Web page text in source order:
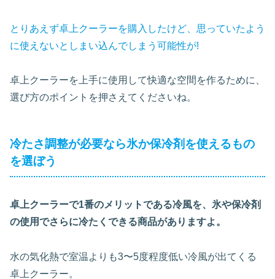
とりあえず卓上クーラーを購入したけど、思っていたよう
に使えないとしまい込んでしまう可能性が!
卓上クーラーを上手に使用して快適な空間を作るために、
選び方のポイントを押さえてくださいね。
冷たさ調整が必要なら氷か保冷剤を使えるもの
を選ぼう
卓上クーラーで1番のメリットである冷風を、氷や保冷剤
の使用でさらに冷たくできる商品がありますよ。
水の気化熱で室温よりも3〜5度程度低い冷風が出てくる
卓上クーラー。